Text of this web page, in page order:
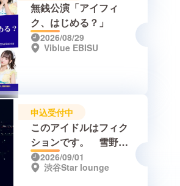
無銭公演「アイフィ
ク、はじめる？」
2026/08/29
Viblue EBISU
申込受付中
このアイドルはフィク
ションです。 雪野純
生誕祭 2026『日没か
ら。』
2026/09/01
渋谷Star lounge